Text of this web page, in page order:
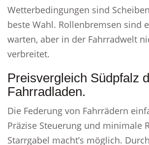
Wetterbedingungen sind
beste Wahl. Rollenbremsen sind
warten, aber in der Fahrradwelt
verbreitet.
Preisvergleich Südpfalz
Fahrradladen.
Die Federung von Fahrrädern
Präzise Steuerung und minimale
Starrgabel macht’s möglich.